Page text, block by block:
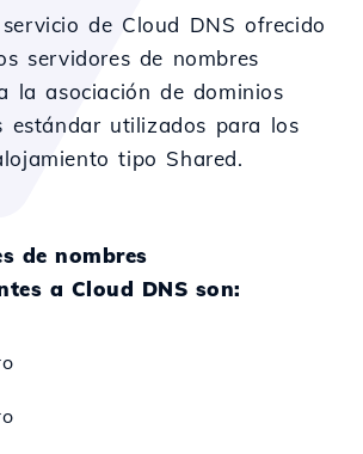
de Cloud DNS ofrecido
servidores de nombres
la asociación de dominios
estándar utilizados para los
tipo Shared.
de nombres
a Cloud DNS son: